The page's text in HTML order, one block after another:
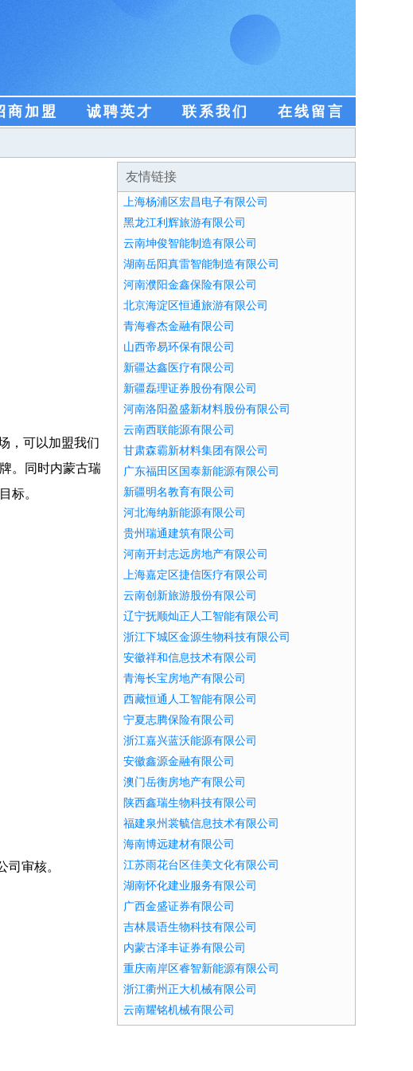
商加盟 诚聘英才 联系我们 在线留言
，可以加盟我们
。同时内蒙古瑞
标。
审核。
友情链接
上海杨浦区宏昌电子有限公司
黑龙江利辉旅游有限公司
云南坤俊智能制造有限公司
湖南岳阳真雷智能制造有限公司
河南濮阳金鑫保险有限公司
北京海淀区恒通旅游有限公司
青海睿杰金融有限公司
山西帝易环保有限公司
新疆达鑫医疗有限公司
新疆磊理证券股份有限公司
河南洛阳盈盛新材料股份有限公司
云南西联能源有限公司
甘肃森霸新材料集团有限公司
广东福田区国泰新能源有限公司
新疆明名教育有限公司
河北海纳新能源有限公司
贵州瑞通建筑有限公司
河南开封志远房地产有限公司
上海嘉定区捷信医疗有限公司
云南创新旅游股份有限公司
辽宁抚顺灿正人工智能有限公司
浙江下城区金源生物科技有限公司
安徽祥和信息技术有限公司
青海长宝房地产有限公司
西藏恒通人工智能有限公司
宁夏志腾保险有限公司
浙江嘉兴蓝沃能源有限公司
安徽鑫源金融有限公司
澳门岳衡房地产有限公司
陕西鑫瑞生物科技有限公司
福建泉州裳毓信息技术有限公司
海南博远建材有限公司
江苏雨花台区佳美文化有限公司
湖南怀化建业服务有限公司
广西金盛证券有限公司
吉林晨语生物科技有限公司
内蒙古泽丰证券有限公司
重庆南岸区睿智新能源有限公司
浙江衢州正大机械有限公司
云南耀铭机械有限公司